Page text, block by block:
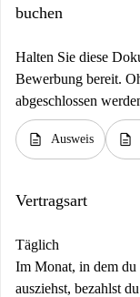
buchen
Halten Sie diese
Bewerbung bereit.
abgeschlossen
description Ausweis description
Vertragsart
Täglich
Im Monat, in dem
ausziehst, bezahlst